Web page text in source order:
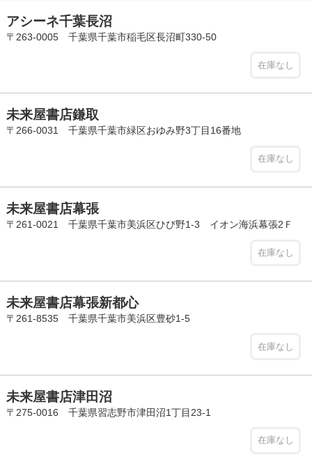
アシーネ千葉長沼
〒263-0005 千葉県千葉市稲毛区長沼町330-50
在庫なし
未来屋書店鎌取
〒266-0031 千葉県千葉市緑区おゆみ野3丁目16番地
在庫なし
未来屋書店幕張
〒261-0021 千葉県千葉市美浜区ひび野1-3 イオン海浜幕張2Ｆ
在庫なし
未来屋書店幕張新都心
〒261-8535 千葉県千葉市美浜区豊砂1-5
在庫なし
未来屋書店津田沼
〒275-0016 千葉県習志野市津田沼1丁目23-1
在庫なし